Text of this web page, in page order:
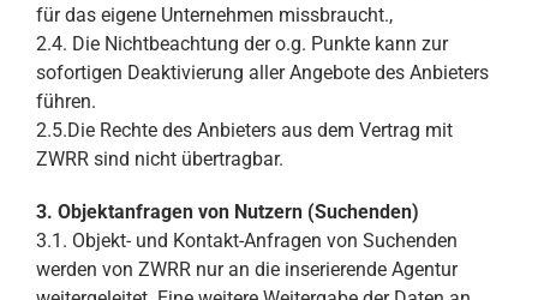
für das eigene Unternehmen missbraucht.,
2.4. Die Nichtbeachtung der o.g. Punkte kann zur
sofortigen Deaktivierung aller Angebote des Anbieters
führen.
2.5.Die Rechte des Anbieters aus dem Vertrag mit
ZWRR sind nicht übertragbar.
3. Objektanfragen von Nutzern (Suchenden)
3.1. Objekt- und Kontakt-Anfragen von Suchenden
werden von ZWRR nur an die inserierende Agentur